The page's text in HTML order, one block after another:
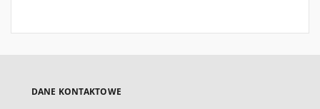
DANE KONTAKTOWE